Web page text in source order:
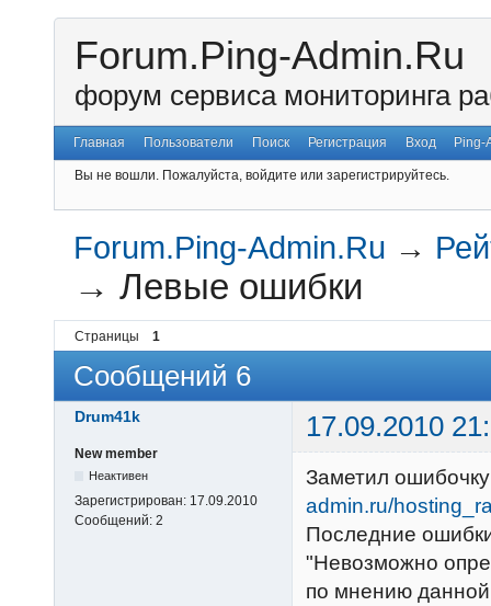
Forum.Ping-Admin.Ru
форум сервиса мониторинга
Главная Пользователи Поиск Регистрация Вход Ping-
Вы не вошли. Пожалуйста, войдите или зарегистрируйтесь.
Forum.Ping-Admin.Ru →
→Левые ошибки
Страницы 1
Сообщений 6
Drum41k 17.09.2010
New member
Неактивен
Зарегистрирован: 17.09.2010
Сообщений: 2
Заметил
admin.ru/
Последние
"Невозможно
по мнению данной